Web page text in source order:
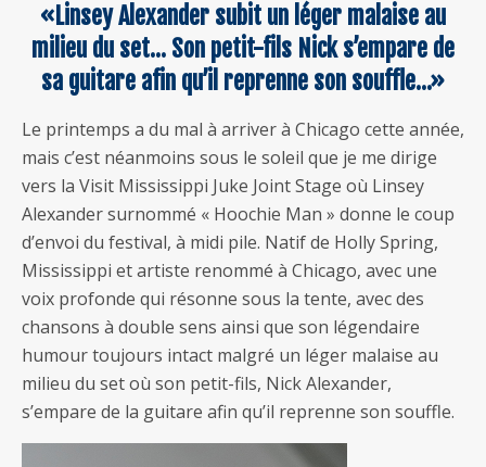
«Linsey Alexander subit un léger malaise au
milieu du set… Son petit-fils Nick s’empare de
sa guitare afin qu’il reprenne son souffle…»
Le printemps a du mal à arriver à Chicago cette année,
mais c’est néanmoins sous le soleil que je me dirige
vers la Visit Mississippi Juke Joint Stage où Linsey
Alexander surnommé « Hoochie Man » donne le coup
d’envoi du festival, à midi pile. Natif de Holly Spring,
Mississippi et artiste renommé à Chicago, avec une
voix profonde qui résonne sous la tente, avec des
chansons à double sens ainsi que son légendaire
humour toujours intact malgré un léger malaise au
milieu du set où son petit-fils, Nick Alexander,
s’empare de la guitare afin qu’il reprenne son souffle.